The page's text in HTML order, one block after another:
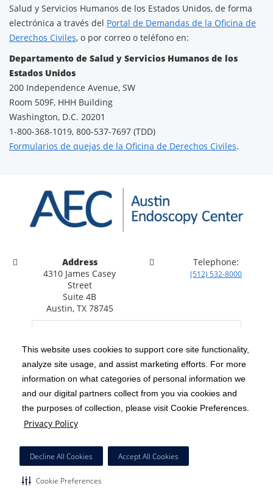
This website uses cookies to support core site functionality,
analyze site usage, and assist marketing efforts. For more
information on what categories of personal information we
and our digital partners collect from you via cookies and
the purposes of collection, please visit Cookie Preferences.
Privacy Policy
Decline All Cookies Accept All Cookies
Cookie Preferences
Salud y Servicios Humanos de los Estados Unidos, de forma
electrónica a través del Portal de Demandas de la Oficina de
Derechos Civiles, o por correo o teléfono en:
Departamento de Salud y Servicios Humanos de los
Estados Unidos
200 Independence Avenue, SW
Room 509F, HHH Building
Washington, D.C. 20201
1-800-368-1019, 800-537-7697 (TDD)
Formularios de quejas de la Oficina de Derechos Civiles.
Address
4310 James Casey
Street
Suite 4B
Austin, TX 78745
Telephone:
(512) 532-8000
Copyright 1999-2026 C-HCA, Inc. ; All rights reserved.
Notice of Privacy Practices | Terms & Conditions |
California Notice at Collection | Privacy Policy
Social Media Policy
HCA Nondiscrimination Notice
Surprise Billing Protections
Cookie Preferences